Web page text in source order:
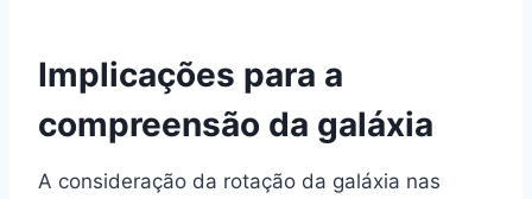
Implicações para a
compreensão da galáxia
A consideração da rotação da galáxia nas